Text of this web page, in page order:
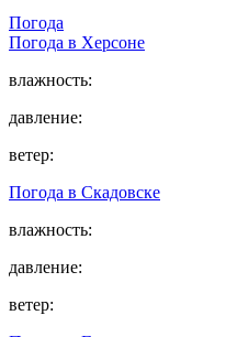
Погода
Погода в Херсоне
влажность:
давление:
ветер:
Погода в Скадовске
влажность:
давление:
ветер: